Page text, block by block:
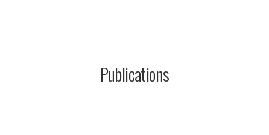
Publications